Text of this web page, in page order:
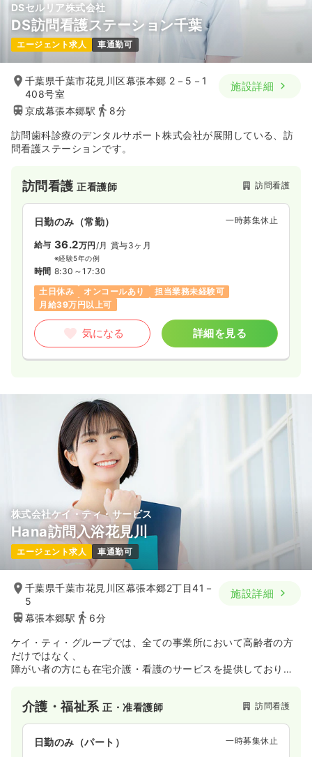
DSセルリア株式会社
DS訪問看護ステーション千葉
エージェント求人 車通勤可
千葉県千葉市花見川区幕張本郷 2－5－1
408号室
京成幕張本郷駅
8分
施設詳細
訪問歯科診療のデンタルサポート株式会社が展開している、訪
問看護ステーションです。
訪問看護正看護師 訪問看護
日勤のみ（常勤） 一時募集休止
給与 36.2万円 /月 賞与3ヶ月
※経験5年の例
時間 8:30～17:30
土日休み
オンコールあり
担当業務未経験可
月給39万円以上可
気になる 詳細を見る
株式会社ケイ・ティ・サービス
Hana訪問入浴花見川
エージェント求人 車通勤可
千葉県千葉市花見川区幕張本郷2丁目41－
5
幕張本郷駅
6分
施設詳細
ケイ・ティ・グループでは、全ての事業所において高齢者の方
だけではなく、
障がい者の方にも在宅介護・看護のサービスを提供しておりま
介護・福祉系正・准看護師 訪問看護
日勤のみ（パート） 一時募集休止